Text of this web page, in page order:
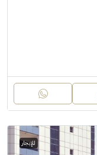
للإيجار